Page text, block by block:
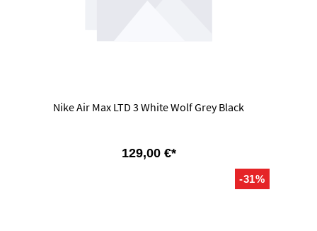
Nike Air Max LTD 3 White Wolf Grey Black
129,00 €*
-31%